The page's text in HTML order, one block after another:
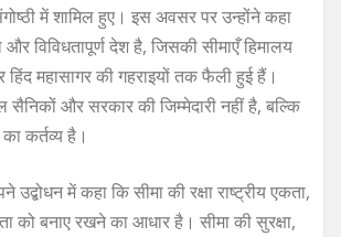
में शामिल हुए। इस अवसर पर उन्होंने कहा
विविधतापूर्ण देश है, जिसकी सीमाएँ हिमालय
महासागर की गहराइयों तक फैली हुई हैं।
सैनिकों और सरकार की जिम्मेदारी नहीं है, बल्कि
कर्तव्य है।
में कहा कि सीमा की रक्षा राष्ट्रीय एकता,
बनाए रखने का आधार है। सीमा की सुरक्षा,